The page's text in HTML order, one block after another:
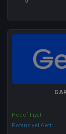
Hedef Fiyat
Potansiyel Getiri